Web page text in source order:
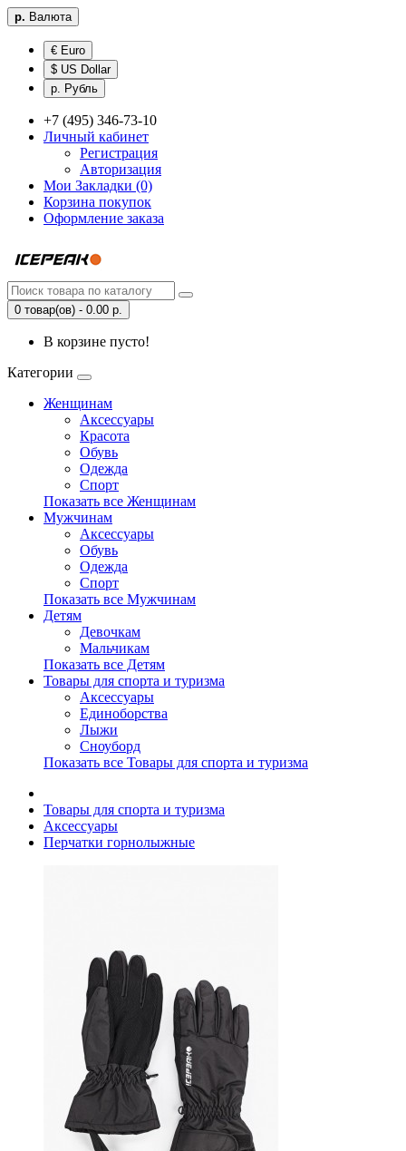
р. Валюта
€ Euro
$ US Dollar
р. Рубль
+7 (495) 346-73-10
Личный кабинет
Регистрация
Авторизация
Мои Закладки (0)
Корзина покупок
Оформление заказа
0 товар(ов) - 0.00 р.
В корзине пусто!
Категории
Женщинам
Аксессуары
Красота
Обувь
Одежда
Спорт
Показать все Женщинам
Мужчинам
Аксессуары
Обувь
Одежда
Спорт
Показать все Мужчинам
Детям
Девочкам
Мальчикам
Показать все Детям
Товары для спорта и туризма
Аксессуары
Единоборства
Лыжи
Сноуборд
Показать все Товары для спорта и туризма
Товары для спорта и туризма
Аксессуары
Перчатки горнолыжные